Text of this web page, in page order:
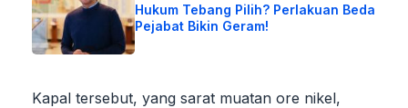
Hukum Tebang Pilih? Perlakuan Beda
Pejabat Bikin Geram!
Kapal tersebut, yang sarat muatan ore nikel,